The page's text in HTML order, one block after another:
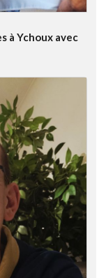
à Ychoux avec